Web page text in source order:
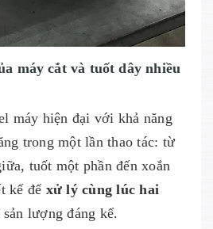
máy cắt và tuốt dây nhiều
máy hiện đại với khả năng
trong một lần thao tác: từ
tuốt một phần đến xoắn
kế để xử lý cùng lúc hai
lượng đáng kể.